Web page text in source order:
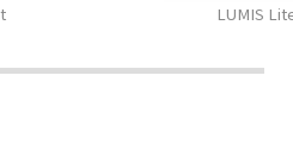
LUMIS